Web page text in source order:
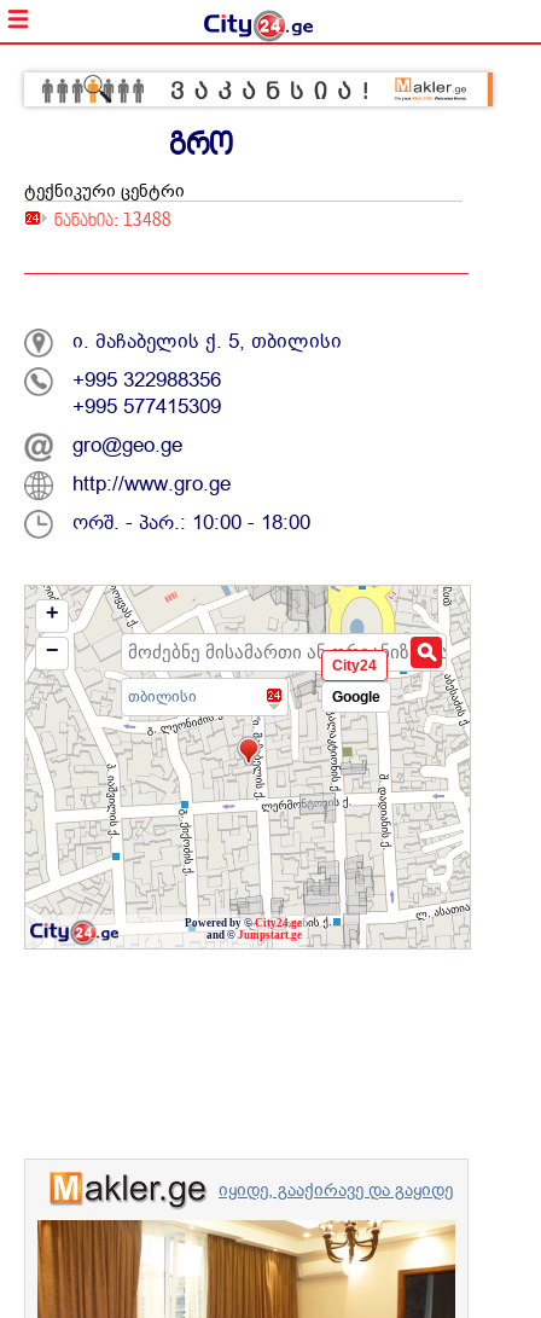
გრო
ტექნიკური ცენტრი
ნანახია: 13488
ი. მაჩაბელის ქ. 5, თბილისი
+995 322988356
+995 577415309
gro@geo.ge
http://www.gro.ge
ორშ. - პარ.: 10:00 - 18:00
თბილისი
Powered by ©City24.ge
and © Jumpstart.ge
+
−
City24
Google
იყიდე, გააქირავე და გაყიდე
უძრავი ქონება
პროფესიონალებთან
ერთად